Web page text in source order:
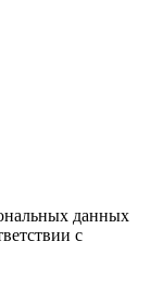
данных
с